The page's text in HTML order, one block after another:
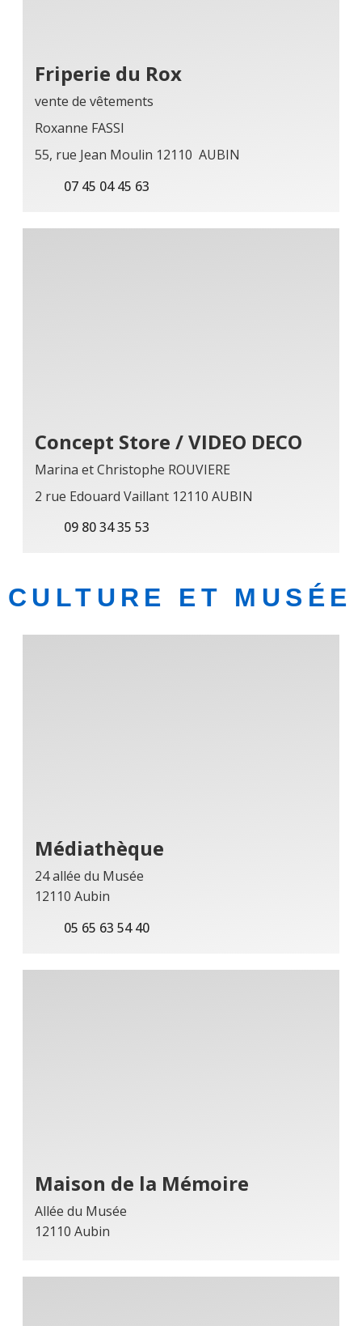
Friperie du Rox
vente de vêtements
Roxanne FASSI
55, rue Jean Moulin 12110 AUBIN
07 45 04 45 63
Concept Store / VIDEO DECO
Marina et Christophe ROUVIERE
2 rue Edouard Vaillant 12110 AUBIN
09 80 34 35 53
CULTURE ET MUSÉE
Médiathèque
24 allée du Musée
12110 Aubin
05 65 63 54 40
Maison de la Mémoire
Allée du Musée
12110 Aubin